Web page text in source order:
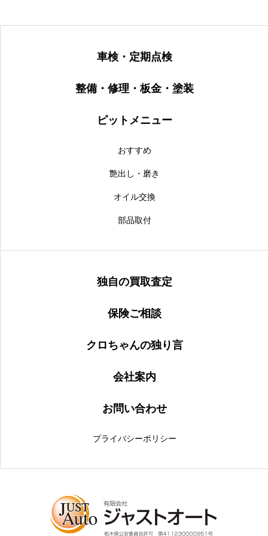
車検・定期点検
整備・修理・板金・塗装
ピットメニュー
おすすめ
艶出し・磨き
オイル交換
部品取付
独自の買取査定
保険ご相談
クロちゃんの独り言
会社案内
お問い合わせ
プライバシーポリシー